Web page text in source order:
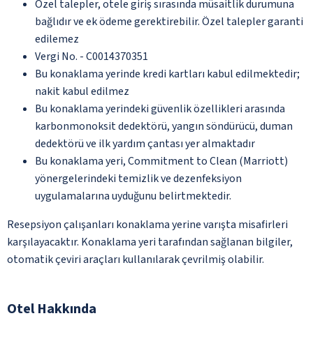
Özel talepler, otele giriş sırasında müsaitlik durumuna
bağlıdır ve ek ödeme gerektirebilir. Özel talepler garanti
edilemez
Vergi No. - C0014370351
Bu konaklama yerinde kredi kartları kabul edilmektedir;
nakit kabul edilmez
Bu konaklama yerindeki güvenlik özellikleri arasında
karbonmonoksit dedektörü, yangın söndürücü, duman
dedektörü ve ilk yardım çantası yer almaktadır
Bu konaklama yeri, Commitment to Clean (Marriott)
yönergelerindeki temizlik ve dezenfeksiyon
uygulamalarına uyduğunu belirtmektedir.
Resepsiyon çalışanları konaklama yerine varışta misafirleri
karşılayacaktır. Konaklama yeri tarafından sağlanan bilgiler,
otomatik çeviri araçları kullanılarak çevrilmiş olabilir.
Otel Hakkında